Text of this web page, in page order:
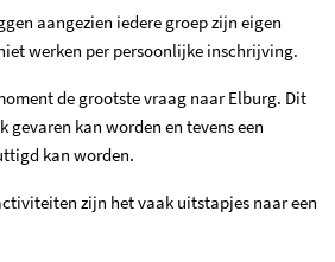
aangezien iedere groep zijn eigen
werken per persoonlijke inschrijving.
de grootste vraag naar Elburg. Dit
gevaren kan worden en tevens een
kan worden.
zijn het vaak uitstapjes naar een